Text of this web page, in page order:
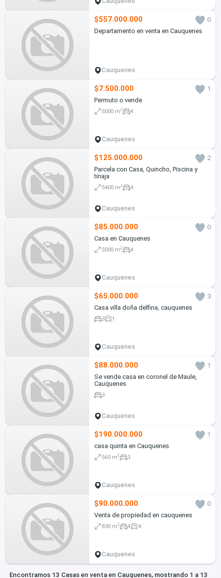
$557.000.000
0
Departamento en venta en Cauquenes
Cauquenes
$7.500.000
1
Permuto o vende
5000 m2 4
Cauquenes
$125.000.000
2
Parcela con Casa, Quincho, Piscina y
tinaja
5400 m2 4
Cauquenes
$85.000.000
0
Casa en Cauquenes
5000 m2 4
Cauquenes
$65.000.000
3
Casa villa doña delfina, cauquenes
3 1
Cauquenes
$88.000.000
1
Se vende casa en coronel de Maule,
Cauquenes
3
Cauquenes
$190.000.000
1
casa quinta en Cauquenes
560 m2 3
Cauquenes
$90.000.000
0
Venta de propiedad en cauquenes
830 m2 4 4
Cauquenes
Encontramos 13 Casas en venta en Cauquenes, mostrando 1 a 13